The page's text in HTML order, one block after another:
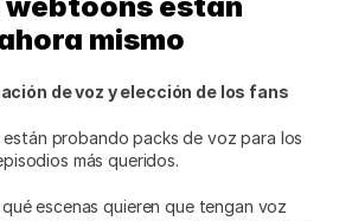
mismo
de voz y elección de los fans
probando packs de voz para los
más queridos.
escenas quieren que tengan voz